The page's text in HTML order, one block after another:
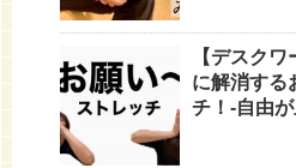
【デスク
に解消する
チ！-自由